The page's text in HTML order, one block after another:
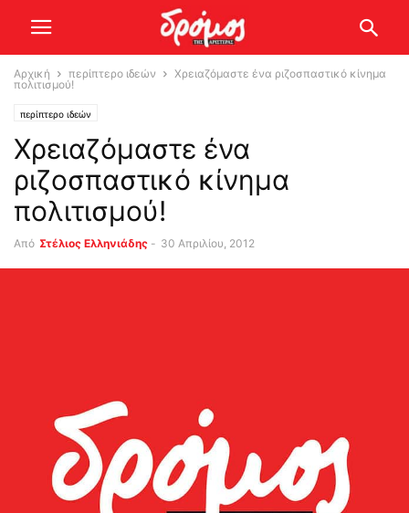
Αρχική περίπτερο ιδεών
Χρειαζόμαστε ένα ριζοσπαστικό κίνημα
πολιτισμού!
περίπτερο ιδεών
Χρειαζόμαστε ένα
ριζοσπαστικό κίνημα
πολιτισμού!
Από Στέλιος Ελληνιάδης - 30 Απριλίου, 2012